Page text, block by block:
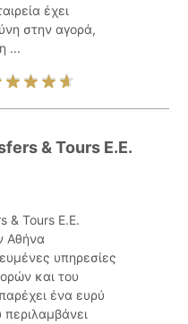
έχει
στην αγορά,
...
& Tours Ε.Ε.
& Tours Ε.Ε.
Αθήνα
υπηρεσίες
και του
ένα ευρύ